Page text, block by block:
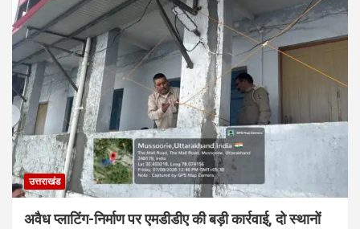
उत्तराखंड
अवैध प्लाटिंग-निर्माण पर एमडीडीए की बड़ी कार्रवाई, दो स्थानों